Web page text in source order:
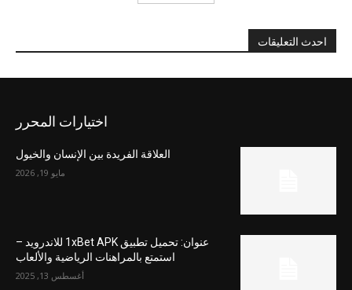
احدث التعليقات
اختيارات المحرر
العلاقة الفريدة بين الإنسان والخيول
مايو 19, 2026
عنوان: تحميل تطبيق 1xBet APK للاندرويد –
استمتع بالمراهنات الرياضية والألعاب
أغسطس 13, 2025